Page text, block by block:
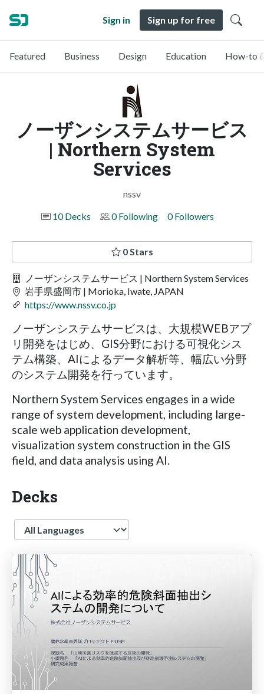
Sign in Sign up for free
Featured Business Design Education How-to
ノーザンシステムサービス
| Northern System
Services
nssv
10 Decks
0 Following 0 Followers
0 Stars
ノーザンシステムサービス | Northern System Services
岩手県盛岡市 | Morioka, Iwate, JAPAN
https://www.nssv.co.jp
ノーザンシステムサービスは、大規模WEBアプ
リ開発をはじめ、GIS分野における可視化シス
テム構築、AIによるデータ解析等、幅広い分野
のシステム開発を行っています。
Northern System Services engages in a wide
range of system development, including large-
scale web application development,
visualization system construction in the GIS
field, and data analysis using AI.
Decks
Language